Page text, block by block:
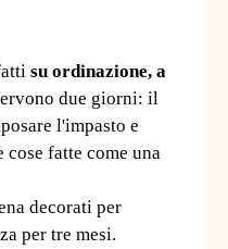
su ordinazione, a
due giorni: il
l'impasto e
fatte come una
decorati per
per tre mesi.